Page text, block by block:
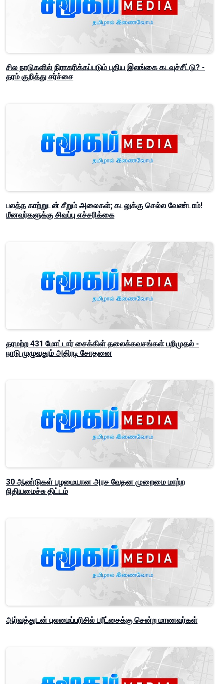
சில நாடுகளில் நிராகரிக்கப்படும் புதிய இலங்கை கடவுச்சீட்டு? -
தரம் குறித்து சர்ச்சை
பலத்த காற்றுடன் சீறும் அலைகள்; கடலுக்கு செல்ல வேண்டாம்!
மீனவர்களுக்கு சிவப்பு எச்சரிக்கை
தரமற்ற 431 மோட்டார் சைக்கிள் தலைக்கவசங்கள் பறிமுதல் -
நாடு முழுவதும் அதிரடி சோதனை
30 ஆண்டுகள் பழமையான அரச வேதன முறைமை மாற்ற
நிதியமைச்சு திட்டம்
ஆர்வத்துடன் புலமைப்பரிசில் பரீட்சைக்கு சென்ற மாணவர்கள்